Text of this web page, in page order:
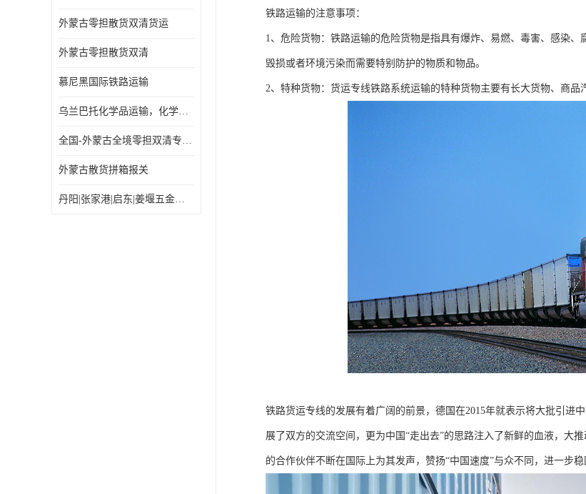
外蒙古零担散货双清货运
外蒙古零担散货双清
慕尼黑国际铁路运输
乌兰巴托化学品运输，化学品怎么运到乌兰巴托
全国-外蒙古全境零担双清专线/外蒙古DDP双清
外蒙古散货拼箱报关
丹阳|张家港|启东|姜堰五金机电工具出口乌兰巴托怎么运输较划算
铁路运输的注意事项：
1、危险货物：铁路运输的危险货物是指具有爆炸、易燃、毒害、感染
毁损或者环境污染而需要特别防护的物质和物品。
2、特种货物：货运专线铁路系统运输的特种货物主要有长大货物、商品
铁路货运专线的发展有着广阔的前景，德国在2015年就表示将大批引进
展了双方的交流空间，更为中国“走出去”的思路注入了新鲜的血液，大
的合作伙伴不断在国际上为其发声，赞扬“中国速度”与众不同，进一步稳